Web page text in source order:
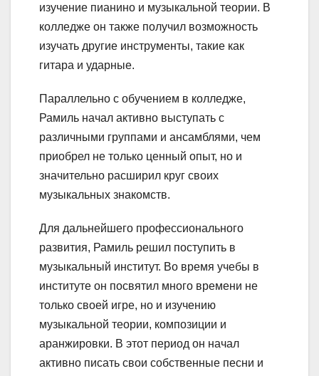
изучение пианино и музыкальной теории. В
колледже он также получил возможность
изучать другие инструменты, такие как
гитара и ударные.
Параллельно с обучением в колледже,
Рамиль начал активно выступать с
различными группами и ансамблями, чем
приобрел не только ценный опыт, но и
значительно расширил круг своих
музыкальных знакомств.
Для дальнейшего профессионального
развития, Рамиль решил поступить в
музыкальный институт. Во время учебы в
институте он посвятил много времени не
только своей игре, но и изучению
музыкальной теории, композиции и
аранжировки. В этот период он начал
активно писать свои собственные песни и